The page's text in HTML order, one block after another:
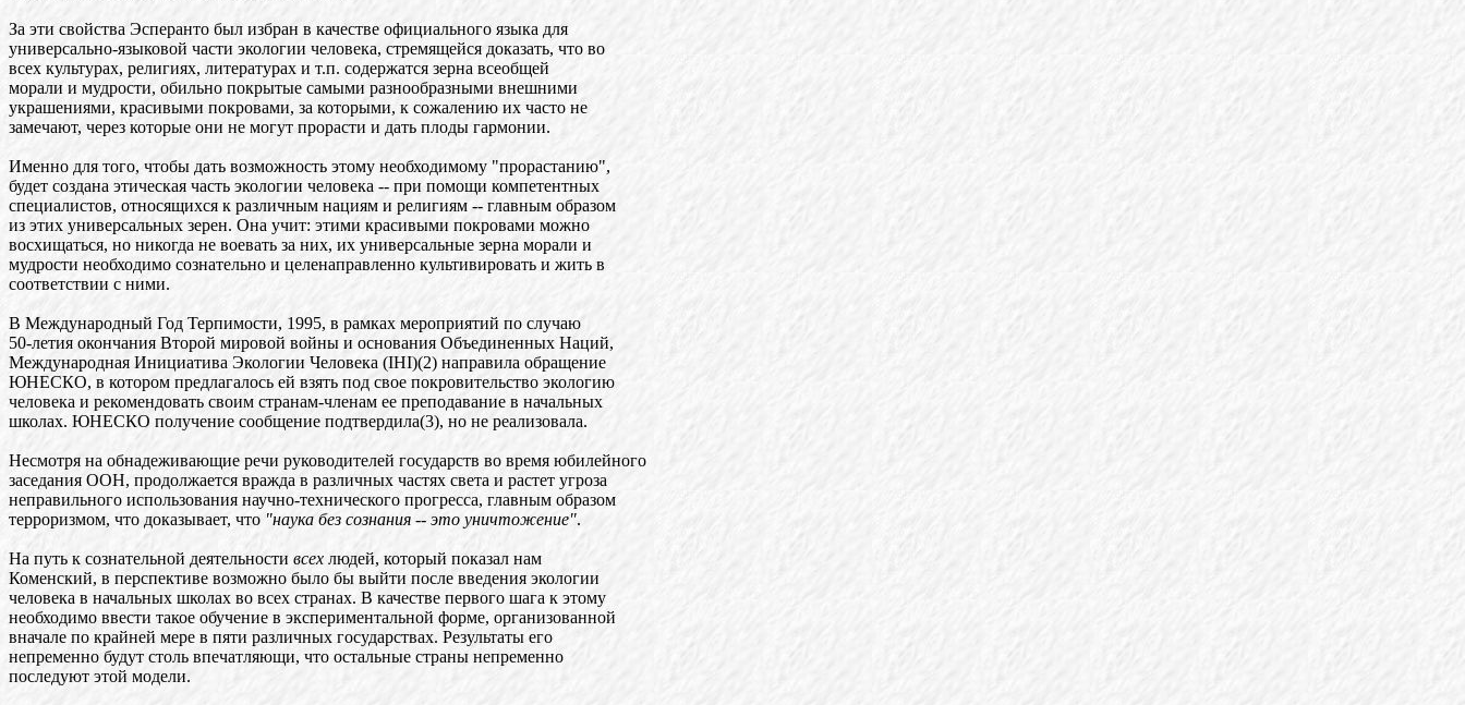
За эти свойства Эсперанто был избран в качестве официального языка для
универсально-языковой части экологии человека, стремящейся доказать, что во
всех культурах, религиях, литературах и т.п. содержатся зерна всеобщей
морали и мудрости, обильно покрытые самыми разнообразными внешними
украшениями, красивыми покровами, за которыми, к сожалению их часто не
замечают, через которые они не могут прорасти и дать плоды гармонии.
Именно для того, чтобы дать возможность этому необходимому "прорастанию",
будет создана этическая часть экологии человека -- при помощи компетентных
специалистов, относящихся к различным нациям и религиям -- главным образом
из этих универсальных зерен. Она учит: этими красивыми покровами можно
восхищаться, но никогда не воевать за них, их универсальные зерна морали и
мудрости необходимо сознательно и целенаправленно культивировать и жить в
соответствии с ними.
В Международный Год Терпимости, 1995, в рамках мероприятий по случаю
50-летия окончания Второй мировой войны и основания Объединенных Наций,
Международная Инициатива Экологии Человека (IHI)(2) направила обращение
ЮНЕСКО, в котором предлагалось ей взять под свое покровительство экологию
человека и рекомендовать своим странам-членам ее преподавание в начальных
школах. ЮНЕСКО получение сообщение подтвердила(3), но не реализовала.
Несмотря на обнадеживающие речи руководителей государств во время юбилейного
заседания ООН, продолжается вражда в различных частях света и растет угроза
неправильного использования научно-технического прогресса, главным образом
терроризмом, что доказывает, что "наука без сознания -- это уничтожение".
На путь к сознательной деятельности всех людей, который показал нам
Коменский, в перспективе возможно было бы выйти после введения экологии
человека в начальных школах во всех странах. В качестве первого шага к этому
необходимо ввести такое обучение в экспериментальной форме, организованной
вначале по крайней мере в пяти различных государствах. Результаты его
непременно будут столь впечатляющи, что остальные страны непременно
последуют этой модели.